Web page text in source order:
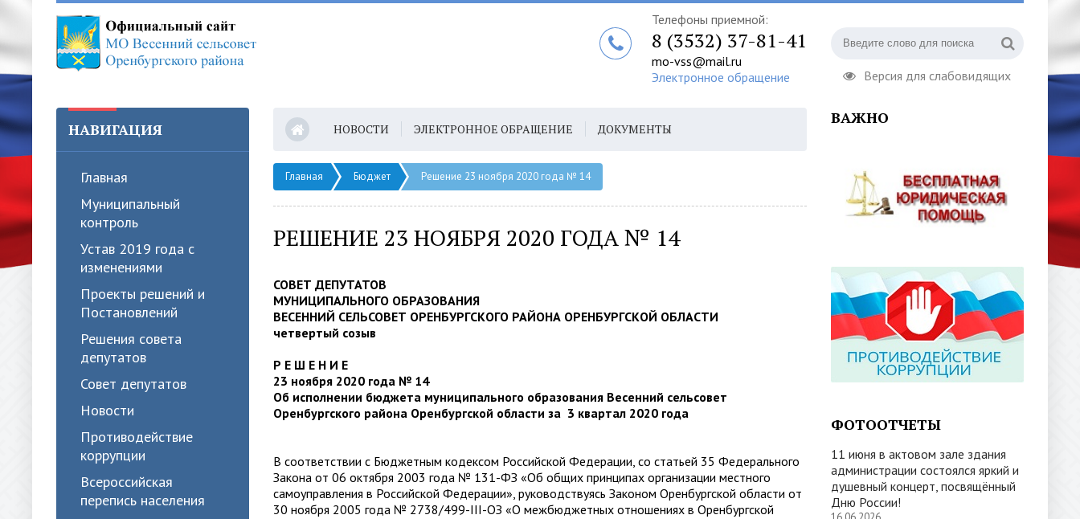
Версия для слабовидящих
Телефоны приемной:
8 (3532) 37-81-41
mo-vss@mail.ru
Электронное обращение
НАВИГАЦИЯ
Главная
Муниципальный
контроль
Устав 2019 года с
изменениями
Проекты решений и
Постановлений
Решения совета
депутатов
Совет депутатов
Новости
Противодействие
коррупции
Всероссийская
перепись населения
НОВОСТИ ЭЛЕКТРОННОЕ ОБРАЩЕНИЕ ДОКУМЕНТЫ
Главная Бюджет Решение 23 ноября 2020 года № 14
РЕШЕНИЕ 23 НОЯБРЯ 2020 ГОДА № 14
СОВЕТ ДЕПУТАТОВ
МУНИЦИПАЛЬНОГО ОБРАЗОВАНИЯ
ВЕСЕННИЙ СЕЛЬСОВЕТ ОРЕНБУРГСКОГО РАЙОНА ОРЕНБУРГСКОЙ ОБЛАСТИ
четвертый созыв
Р Е Ш Е Н И Е
23 ноября 2020 года № 14
Об исполнении бюджета муниципального образования Весенний сельсовет
Оренбургского района Оренбургской области за 3 квартал 2020 года
В соответствии с Бюджетным кодексом Российской Федерации, со статьей 35 Федерального
Закона от 06 октября 2003 года № 131-ФЗ «Об общих принципах организации местного
самоуправления в Российской Федерации», руководствуясь Законом Оренбургской области от
30 ноября 2005 года № 2738/499-III-ОЗ «О межбюджетных отношениях в Оренбургской
ВАЖНО
ФОТООТЧЕТЫ
11 июня в актовом зале здания
администрации состоялся яркий и
душевный концерт, посвящённый
Дню России!